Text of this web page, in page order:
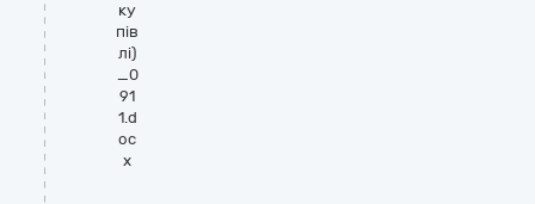
ку
пів
лі)
_0
91
1.d
oc
x